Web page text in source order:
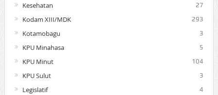
Kesehatan 27
Kodam XIII/MDK 293
Kotamobagu 3
KPU Minahasa 5
KPU Minut 104
KPU Sulut 3
Legislatif 4